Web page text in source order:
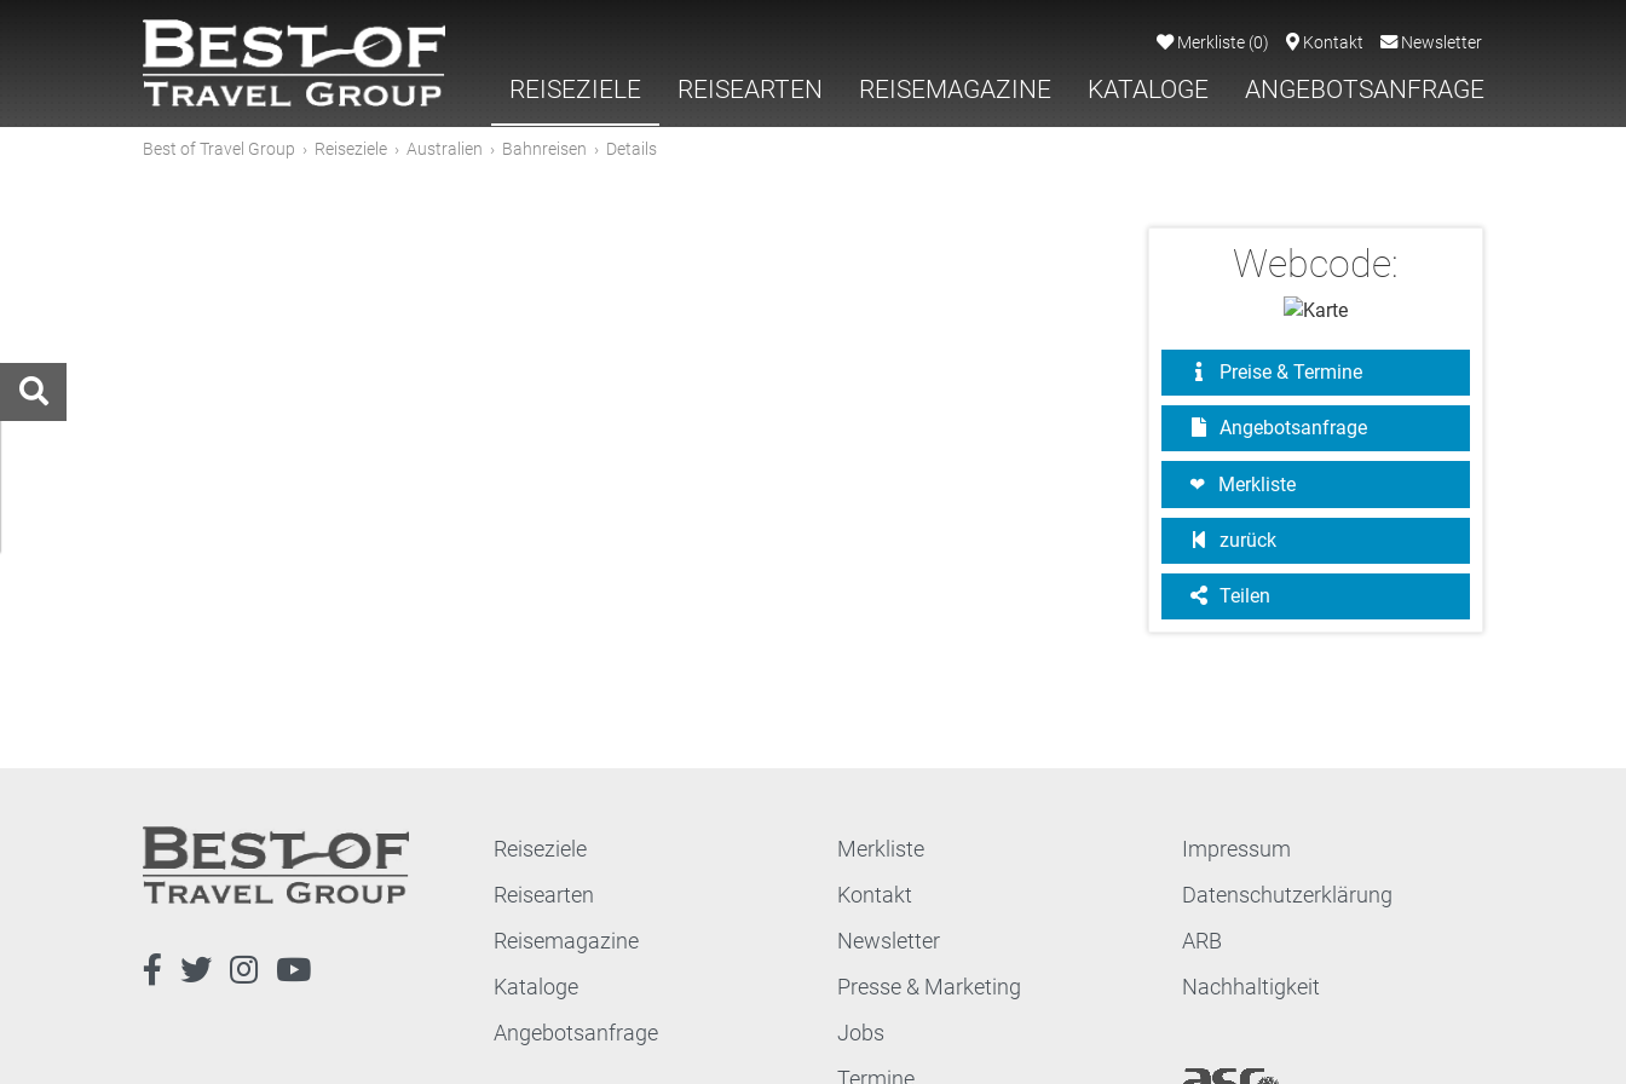
Merkliste (0) Kontakt Newsletter
REISEZIELE REISEARTEN REISEMAGAZINE KATALOGE ANGEBOTSANFRAGE
Best of Travel Group › Reiseziele › Australien › Bahnreisen › Details
Webcode:
Preise & Termine
Angebotsanfrage
Merkliste
zurück
Teilen
Reiseziele
Reisearten
Reisemagazine
Kataloge
Angebotsanfrage
Merkliste
Kontakt
Newsletter
Presse & Marketing
Jobs
Termine
Impressum
Datenschutzerklärung
ARB
Nachhaltigkeit